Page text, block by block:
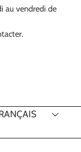
au vendredi de